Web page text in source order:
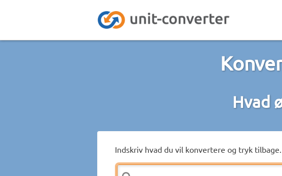
Hvad
Indskriv hvad du vil konvertere og tryk tilbage.